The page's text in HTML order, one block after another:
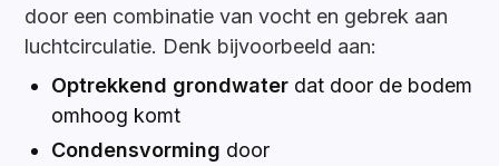
door een combinatie van vocht en gebrek aan
luchtcirculatie. Denk bijvoorbeeld aan:
Optrekkend grondwater dat door de bodem
omhoog komt
Condensvorming door